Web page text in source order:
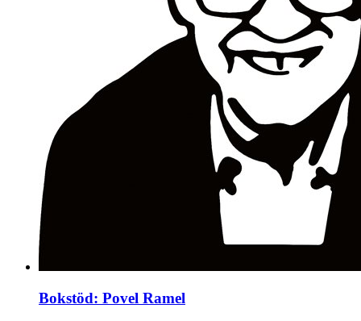
Bokstöd: Povel Ramel